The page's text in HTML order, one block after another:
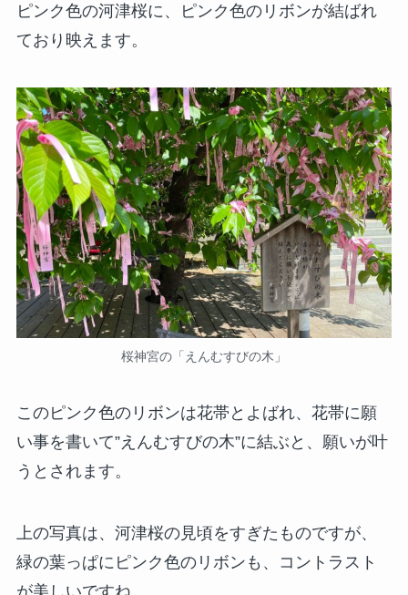
ピンク色の河津桜に、ピンク色のリボンが結ばれ
ており映えます。
桜神宮の「えんむすびの木」
このピンク色のリボンは花帯とよばれ、花帯に願
い事を書いて”えんむすびの木”に結ぶと、願いが叶
うとされます。
上の写真は、河津桜の見頃をすぎたものですが、
緑の葉っぱにピンク色のリボンも、コントラスト